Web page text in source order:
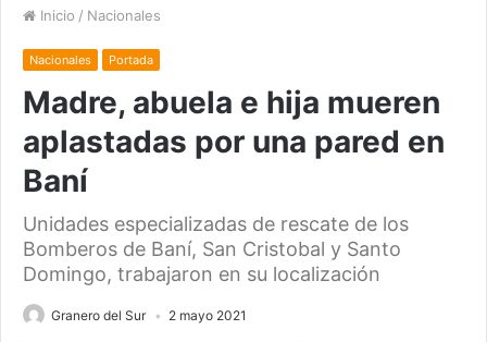
Inicio / Nacionales
Nacionales Portada
Madre, abuela e hija mueren
aplastadas por una pared en
Baní
Unidades especializadas de rescate de los
Bomberos de Baní, San Cristobal y Santo
Domingo, trabajaron en su localización
Granero del Sur 2 mayo 2021